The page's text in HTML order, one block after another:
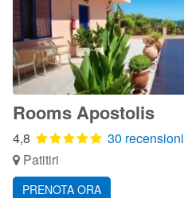
Rooms Apostolis
4,8
30 recensioni
Patitiri
PRENOTA ORA